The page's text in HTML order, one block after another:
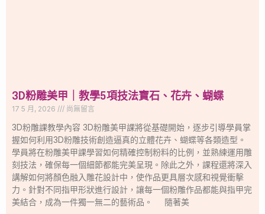
3D粉雕美甲｜教學5項技法寶石、花卉、蝴蝶
17 5 月, 2026 尚無留言
3D粉雕課教學內容 3D粉雕美甲課將從基礎開始，逐步引導學員掌
握如何利用3D粉雕技術創造逼真的立體花卉、蝴蝶等各類造型。
學員將在粉雕美甲課學習如何精確控制粉料的比例，並熟練運用雕
刻技法，確保每一個細節都能完美呈現。除此之外，課程還將深入
講解如何將顏色融入雕花設計中，使作品更具層次感和視覺衝擊
力。針對不同指甲形狀進行設計，讓每一個粉雕作品都能與指甲完
美結合，成為一件獨一無二的藝術品。 隨著美